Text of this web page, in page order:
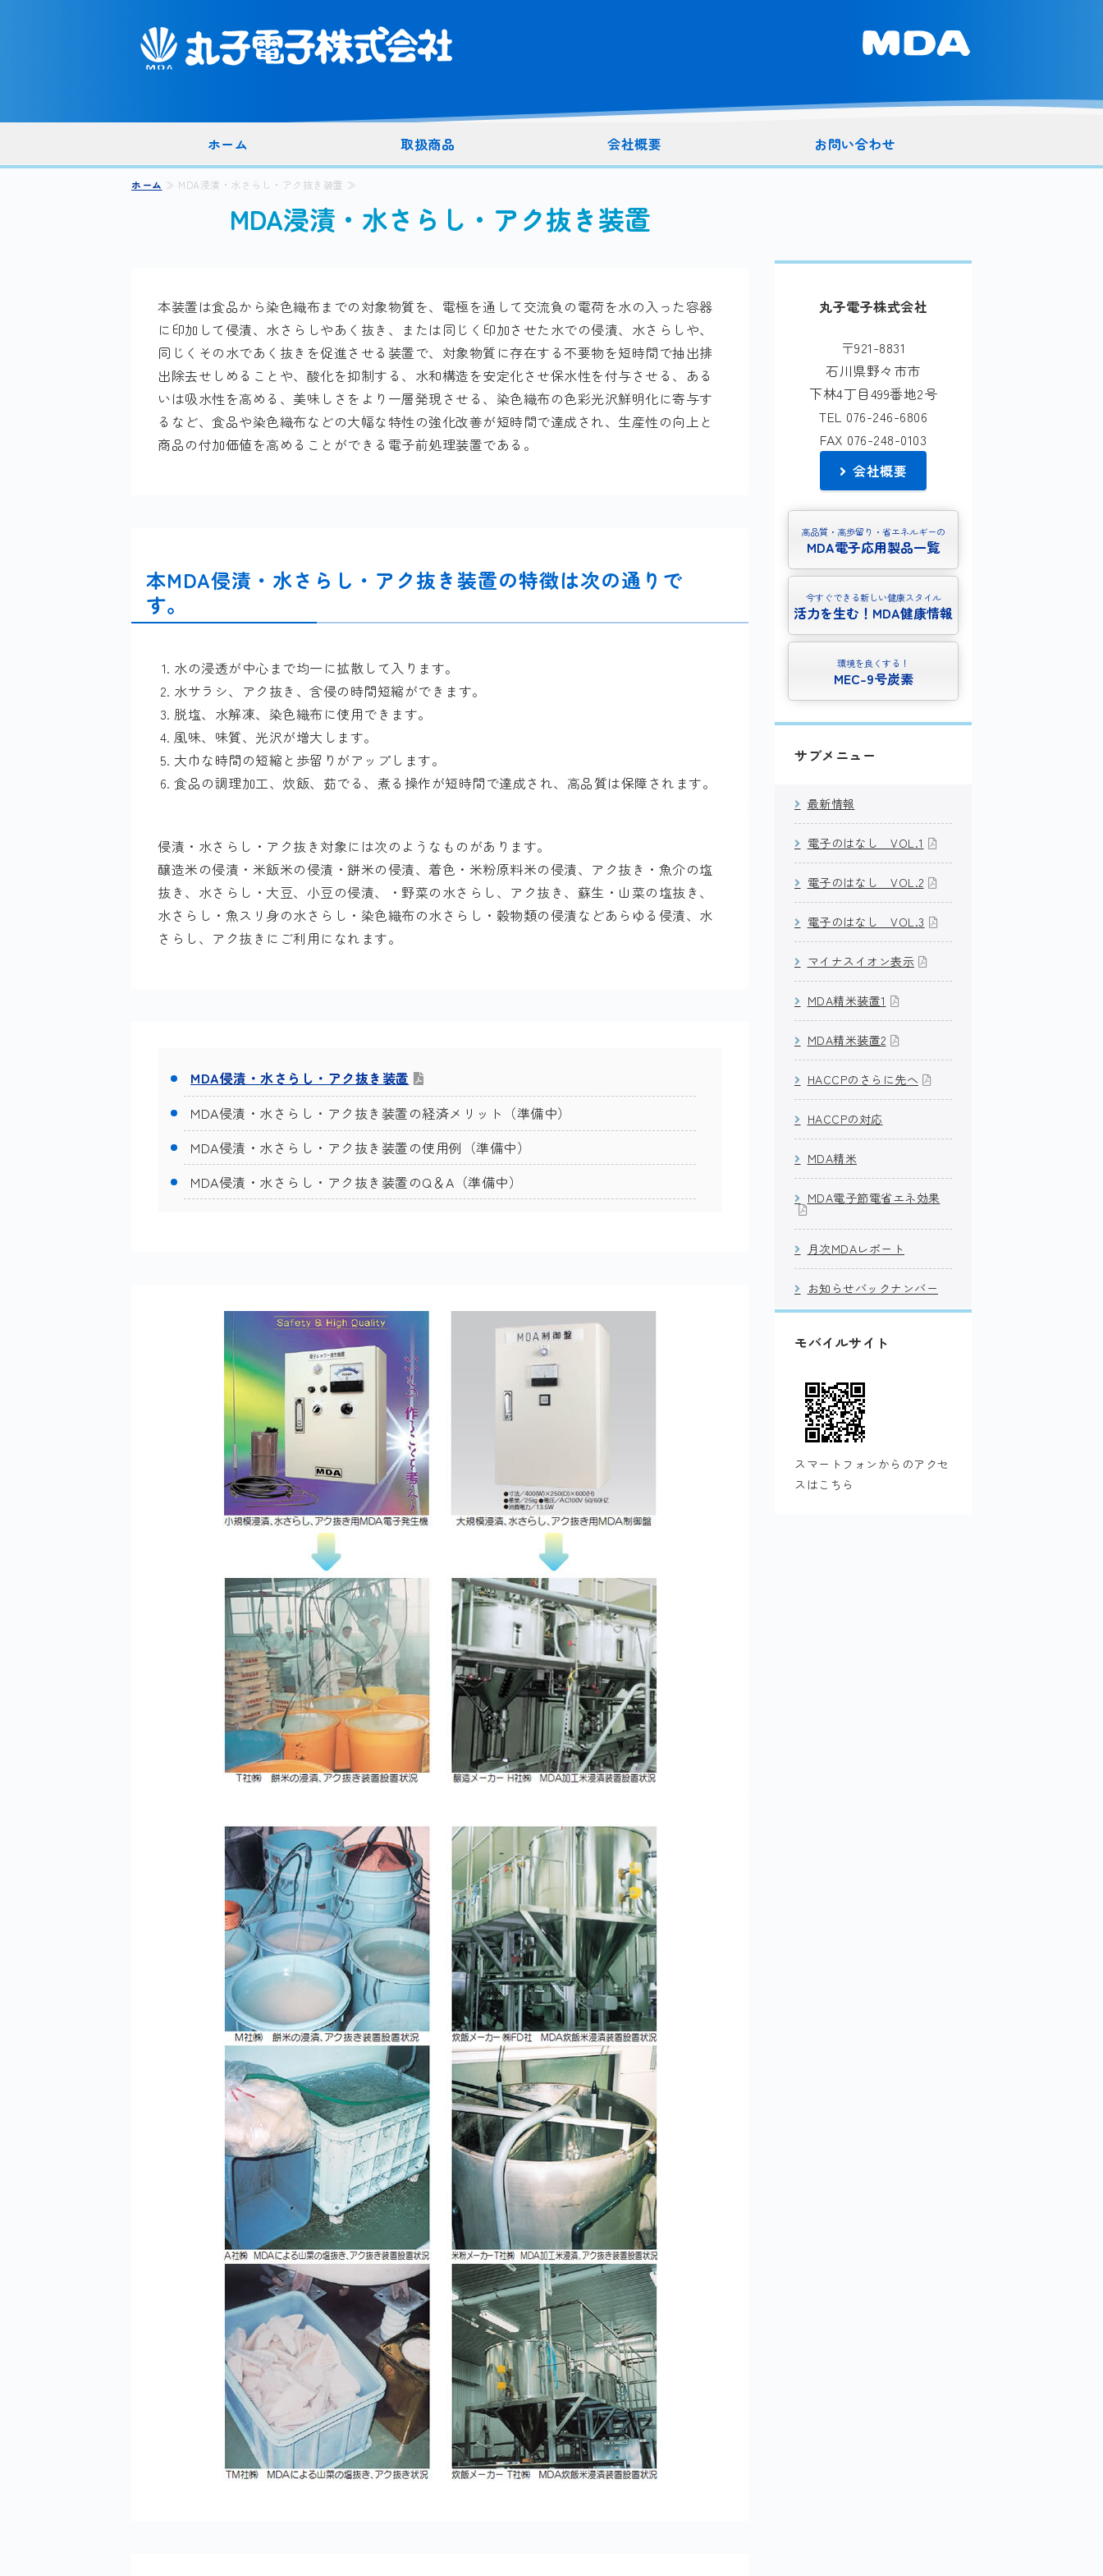
ホーム 取扱商品 会社概要 お問い合わせ
ホーム ≫ MDA浸漬・水さらし・アク抜き装置 ≫
MDA浸漬・水さらし・アク抜き装置
本装置は食品から染色織布までの対象物質を、電極を通して交流負の電荷を水の入った容器
に印加して侵漬、水さらしやあく抜き、または同じく印加させた水での侵漬、水さらしや、
同じくその水であく抜きを促進させる装置で、対象物質に存在する不要物を短時間で抽出排
出除去せしめることや、酸化を抑制する、水和構造を安定化させ保水性を付与させる、ある
いは吸水性を高める、美味しさをより一層発現させる、染色織布の色彩光沢鮮明化に寄与す
るなど、食品や染色織布などの大幅な特性の強化改善が短時間で達成され、生産性の向上と
商品の付加価値を高めることができる電子前処理装置である。
本MDA侵漬・水さらし・アク抜き装置の特徴は次の通りで
す。
水の浸透が中心まで均一に拡散して入ります。
水サラシ、アク抜き、含侵の時間短縮ができます。
脱塩、水解凍、染色織布に使用できます。
風味、味質、光沢が増大します。
大巾な時間の短縮と歩留りがアップします。
食品の調理加工、炊飯、茹でる、煮る操作が短時間で達成され、高品質は保障されます。
侵漬・水さらし・アク抜き対象には次のようなものがあります。
醸造米の侵漬・米飯米の侵漬・餅米の侵漬、着色・米粉原料米の侵漬、アク抜き・魚介の塩
抜き、水さらし・大豆、小豆の侵漬、・野菜の水さらし、アク抜き、蘇生・山菜の塩抜き、
水さらし・魚スリ身の水さらし・染色織布の水さらし・穀物類の侵漬などあらゆる侵漬、水
さらし、アク抜きにご利用になれます。
MDA侵漬・水さらし・アク抜き装置
MDA侵漬・水さらし・アク抜き装置の経済メリット（準備中）
MDA侵漬・水さらし・アク抜き装置の使用例（準備中）
MDA侵漬・水さらし・アク抜き装置のQ＆A（準備中）
丸子電子株式会社
〒921-8831
石川県野々市市
下林4丁目499番地2号
TEL 076-246-6806
FAX 076-248-0103
会社概要
高品質・高歩留り・省エネルギーの
MDA電子応用製品一覧
今すぐできる新しい健康スタイル
活力を生む！MDA健康情報
環境を良くする！
MEC-9号炭素
サブメニュー
最新情報
電子のはなし VOL.1
電子のはなし VOL.2
電子のはなし VOL.3
マイナスイオン表示
MDA精米装置1
MDA精米装置2
HACCPのさらに先へ
HACCPの対応
MDA精米
MDA電子節電省エネ効果
月次MDAレポート
お知らせバックナンバー
モバイルサイト
スマートフォンからのアクセ
スはこちら